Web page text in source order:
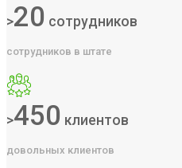
>20 сотрудников
сотрудников в штате
>450 клиентов
довольных клиентов